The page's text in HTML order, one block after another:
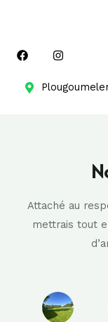
F
e
I
t
Attaché au
mettrais tout